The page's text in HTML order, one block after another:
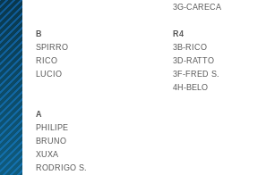
3G-CARECA
B
R4
SPIRRO
3B-RICO
RICO
3D-RATTO
LUCIO
3F-FRED S.
4H-BELO
A
PHILIPE
BRUNO
XUXA
RODRIGO S.